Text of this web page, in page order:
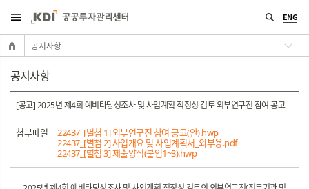
ENG
공지사항
공지사항
[공고] 2025년 제4회 예비타당성조사 및 사업계획 적정성 검토 외부연구진 참여 공고
첨부파일
22437_[별첨 1] 외부연구진 참여 공고(안).hwp
22437_[별첨 2] 사업개요 및 사업계획서_외부용.pdf
22437_[별첨 3] 제출양식(붙임1~3).hwp